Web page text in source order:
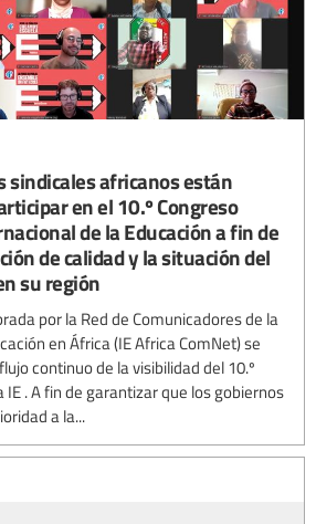
sindicales africanos están
en el 10.º Congreso
de la Educación a fin de
de calidad y la situación del
su región
por la Red de Comunicadores de la
en África (IE Africa ComNet) se
continuo de la visibilidad del 10.º
IE . A fin de garantizar que los gobiernos
a la...